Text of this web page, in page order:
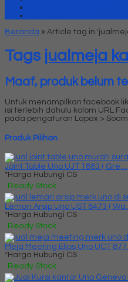
Beranda » Article tag in
Tags jualmeja
Maaf, produk belum
Untuk menampilkan facebook
isi terlebih dahulu kolom URL
pada pengaturan Lapax >
Produk Pilihan
Joint Table Uno UJT 1883 ( Gre....
*Harga Hubungi CS
Ready Stock
Lemari Arsip Uno UST 8473 (
*Harga Hubungi CS
Ready Stock
Meja Meeting Elips Uno UCT
*Harga Hubungi CS
Ready Stock